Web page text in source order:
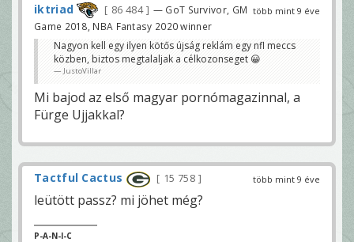
több mint 9 éve
iktriad 86 484
— GoT Survivor, GM
Game 2018, NBA Fantasy 2020 winner
Nagyon kell egy ilyen kötős újság reklám egy nfl meccs
közben, biztos megtalaljak a célkozonseget 😀
JustoVillar
Mi bajod az első magyar pornómagazinnal, a
Fürge Ujjakkal?
több mint 9 éve
Tactful Cactus 15 758
leütött passz? mi jöhet még?
P-A-N-I-C